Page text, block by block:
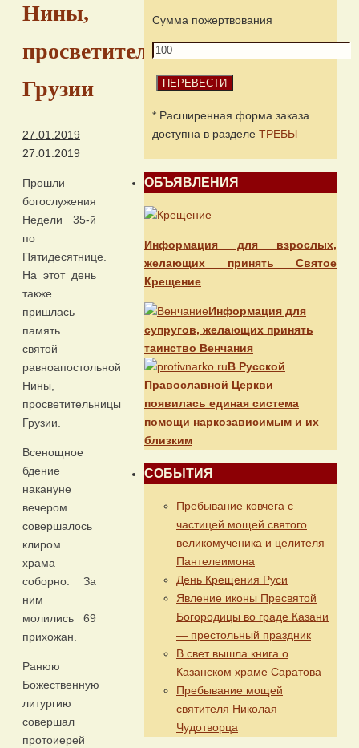
Нины,
просветительницы
Грузии
27.01.2019
27.01.2019
Прошли
богослужения
Недели 35-й
по
Пятидесятнице.
На этот день
также
пришлась
память
святой
равноапостольной
Нины,
просветительницы
Грузии.
Всенощное
бдение
накануне
вечером
совершалось
клиром
храма
соборно. За
ним
молились 69
прихожан.
Ранюю
Божественную
литургию
совершал
протоиерей
Сумма пожертвования
* Расширенная форма заказа
доступна в разделе ТРЕБЫ
ОБЪЯВЛЕНИЯ
Информация для взрослых,
желающих принять Святое
Крещение
Информация для
супругов, желающих принять
таинство Венчания
В Русской
Православной Церкви
появилась единая система
помощи наркозависимым и их
близким
СОБЫТИЯ
Пребывание ковчега с
частицей мощей святого
великомученика и целителя
Пантелеимона
День Крещения Руси
Явление иконы Пресвятой
Богородицы во граде Казани
— престольный праздник
В свет вышла книга о
Казанском храме Саратова
Пребывание мощей
святителя Николая
Чудотворца